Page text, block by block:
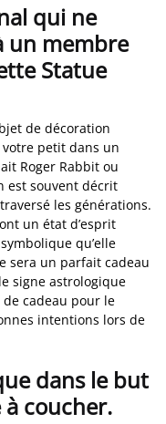
qui ne
un membre
Statue
de décoration
petit dans un
Roger Rabbit ou
est souvent décrit
les générations.
un état d’esprit
qu’elle
sera un parfait cadeau
signe astrologique
cadeau pour le
intentions lors de
dans le but
coucher.